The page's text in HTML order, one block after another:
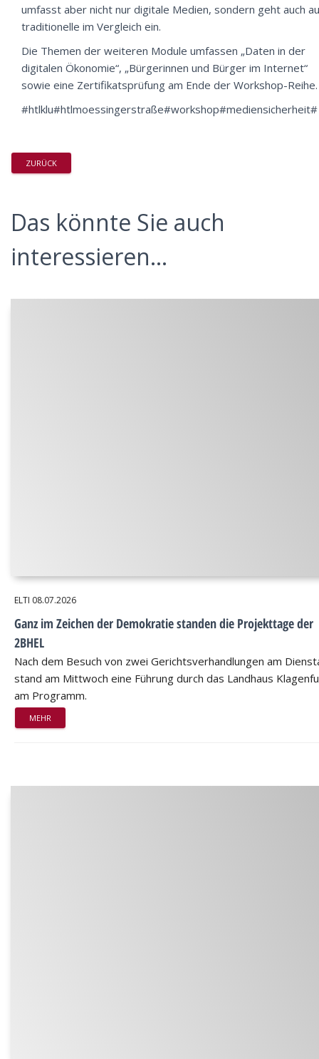
umfasst aber nicht nur digitale Medien, sondern geht auch
traditionelle im Vergleich ein.
Die Themen der weiteren Module umfassen „Daten in der
digitalen Ökonomie“, „Bürgerinnen und Bürger im Internet“
sowie eine Zertifikatsprüfung am Ende der Workshop-Reihe.
#htlklu#htlmoessingerstraße#workshop#mediensicherheit#
ZURÜCK
Das könnte Sie auch
interessieren...
ELTI 08.07.2026
Ganz im Zeichen der Demokratie standen die Projekttage der
2BHEL
Nach dem Besuch von zwei Gerichtsverhandlungen am
stand am Mittwoch eine Führung durch das Landhaus
am Programm.
MEHR